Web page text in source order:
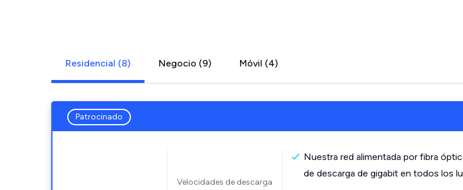
Residencial (8) Negocio (9) Móvil (4)
Patrocinado
Velocidades de descarga
Nuestra red alimentada por fibra
de descarga de gigabit en todos los